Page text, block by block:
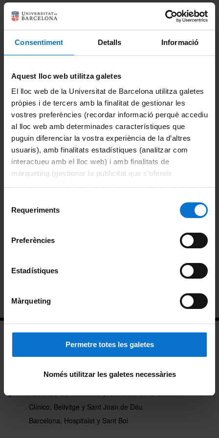
Consentiment Detalls Informació
Aquest lloc web utilitza galetes
El lloc web de la Universitat de Barcelona utilitza galetes
pròpies i de tercers amb la finalitat de gestionar les
vostres preferències (recordar informació perquè accediu
al lloc web amb determinades característiques que
puguin diferenciar la vostra experiència de la d’altres
usuaris), amb finalitats estadístiques (analitzar com
interactueu amb el lloc web) i amb finalitats de
màrqueting (gestionar la publicitat que s’ofereix
consultar laPolítica de galetes del lloc web de la
Requeriments
Preferències
Estadístiques
Màrqueting
Permetre totes les galetes
Només utilitzar les galetes necessàries
Català
Información del grado
Calendario académico
Evaluación
Horarios de clase
Itinerarios, menciones y optatividad
Movilidad
Plan de acción tutorial
Trabajo final de grado
Información para futuros estudiantes
Facultad de Medicina y Ciencias de la Salud
Clínico, Bellvitge y Sant Joan de Déu
Barcelona, Hospitalet y Sant Boi